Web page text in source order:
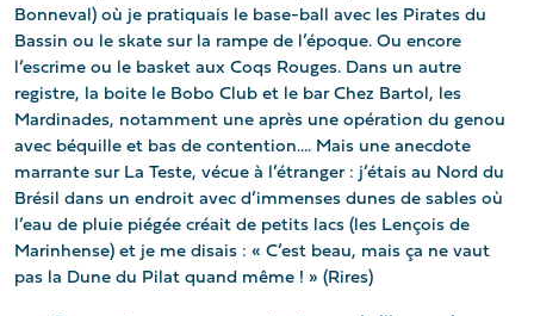
Bonneval) où je pratiquais le base-ball avec les Pirates du
Bassin ou le skate sur la rampe de l’époque. Ou encore
l’escrime ou le basket aux Coqs Rouges. Dans un autre
registre, la boite le Bobo Club et le bar Chez Bartol, les
Mardinades, notamment une après une opération du genou
avec béquille et bas de contention…. Mais une anecdote
marrante sur La Teste, vécue à l’étranger : j’étais au Nord du
Brésil dans un endroit avec d’immenses dunes de sables où
l’eau de pluie piégée créait de petits lacs (les Lençois de
Marinhense) et je me disais : « C’est beau, mais ça ne vaut
pas la Dune du Pilat quand même ! » (Rires)